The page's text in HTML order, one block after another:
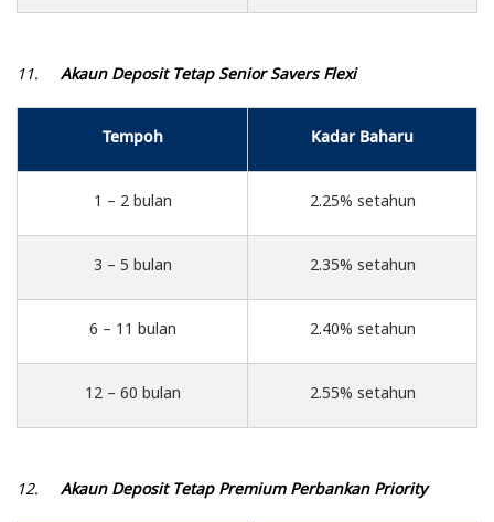
11. Akaun Deposit Tetap Senior Savers Flexi
Tempoh Kadar Baharu
1 – 2 bulan 2.25% setahun
3 – 5 bulan 2.35% setahun
6 – 11 bulan 2.40% setahun
12 – 60 bulan 2.55% setahun
12. Akaun Deposit Tetap Premium Perbankan Priority